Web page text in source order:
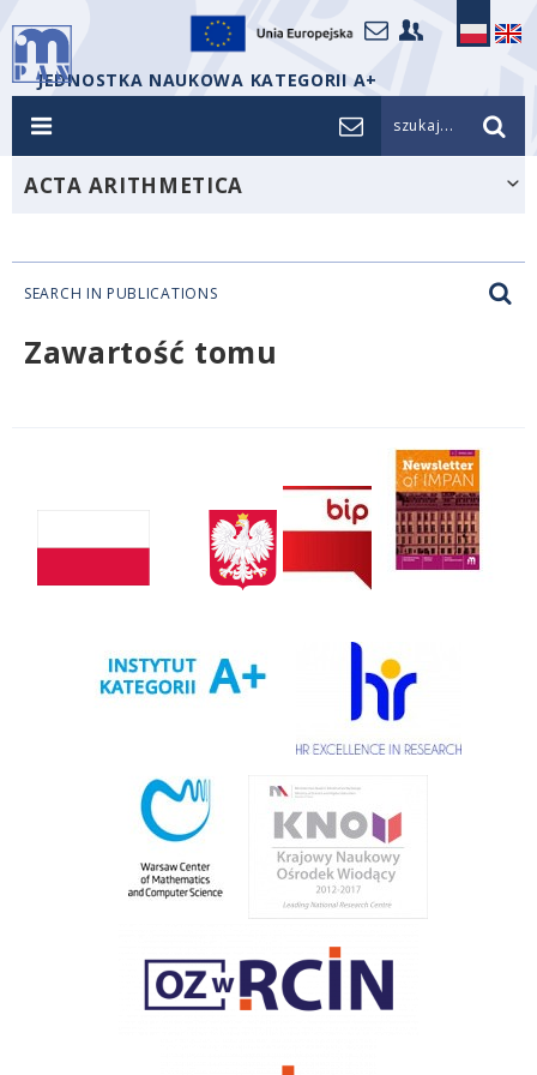
JEDNOSTKA NAUKOWA KATEGORII A+
szukaj...
ACTA ARITHMETICA
SEARCH IN PUBLICATIONS
Zawartość tomu